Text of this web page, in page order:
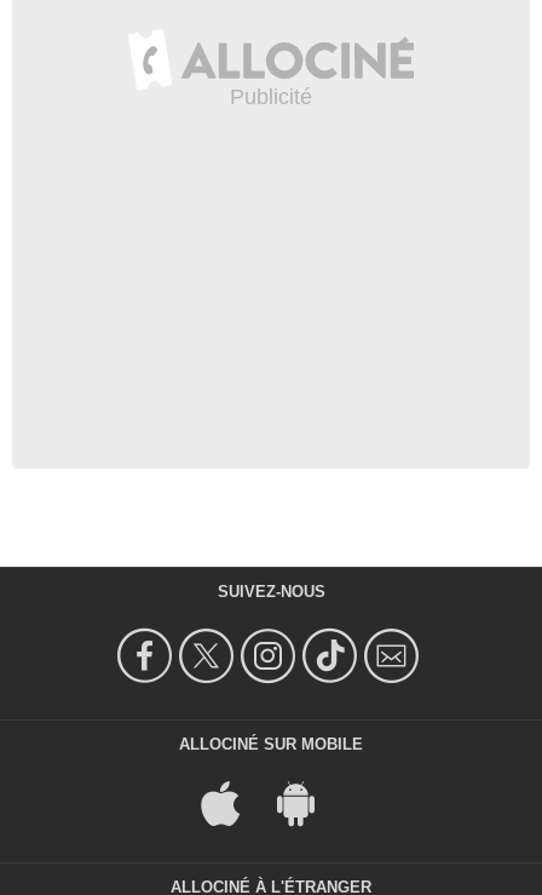
SUIVEZ-NOUS
ALLOCINÉ SUR MOBILE
ALLOCINÉ À L'ÉTRANGER